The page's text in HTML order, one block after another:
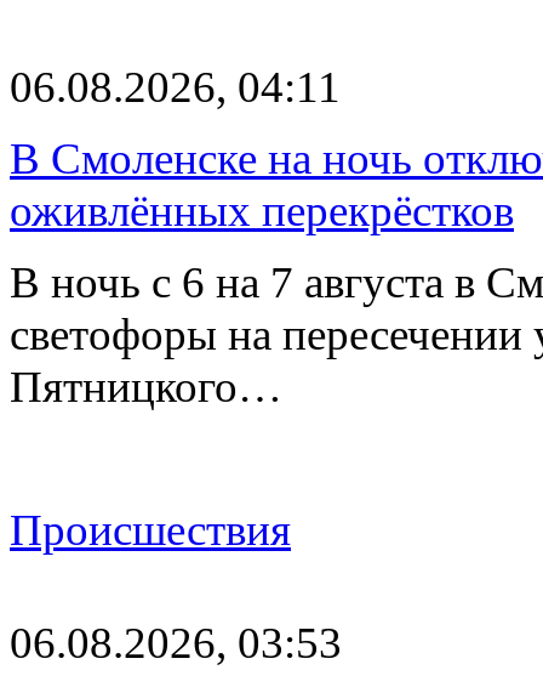
06.08.2026, 04:11
В Смоленске на ночь
оживлённых перекрёстков
В ночь с 6 на 7 августа в
светофоры на
Пятницкого…
Происшествия
06.08.2026, 03:53